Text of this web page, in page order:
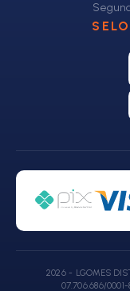
2026 - LGOMES
07.706.686/